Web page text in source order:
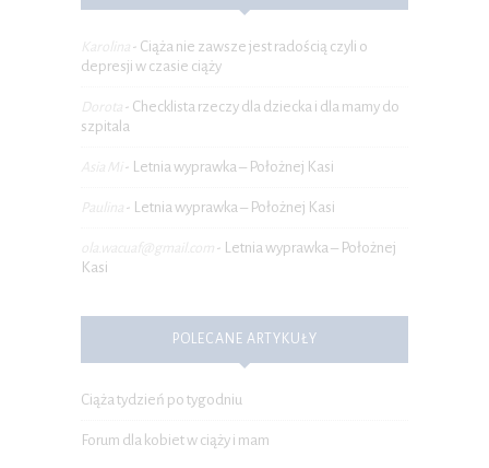
Karolina - Ciąża nie zawsze jest radością czyli o
depresji w czasie ciąży
Dorota - Checklista rzeczy dla dziecka i dla mamy do
szpitala
Asia Mi - Letnia wyprawka – Położnej Kasi
Paulina - Letnia wyprawka – Położnej Kasi
ola.wacuaf@gmail.com - Letnia wyprawka – Położnej
Kasi
POLECANE ARTYKUŁY
Ciąża tydzień po tygodniu
Forum dla kobiet w ciąży i mam